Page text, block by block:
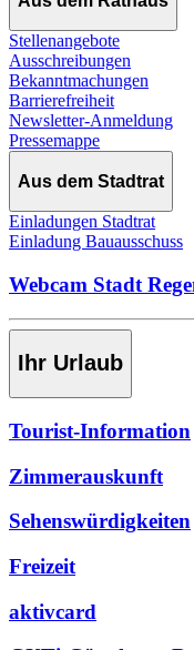
Stellenangebote
Ausschreibungen
Bekanntmachungen
Barrierefreiheit
Newsletter-Anmeldung
Pressemappe
Aus dem Stadtrat
Einladungen Stadtrat
Einladung Bauausschuss
Webcam Stadt
Ihr Urlaub
Tourist-Information
Zimmerauskunft
Sehenswürdigkeiten
Freizeit
aktivcard